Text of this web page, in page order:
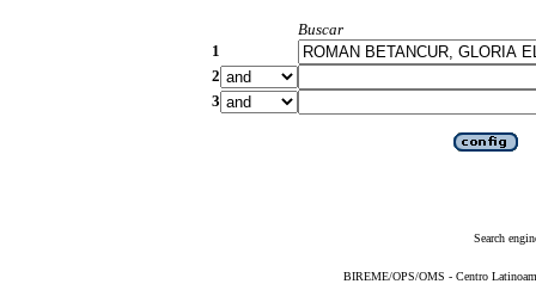
Buscar
1
2
3
Search
BIREME/OPS/OMS - Centro